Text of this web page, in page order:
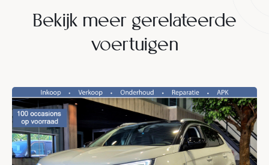
Bekijk meer gerelateerde
voertuigen